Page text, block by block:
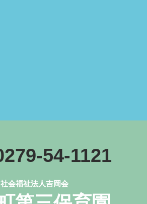
54-1121
社会福祉法人吉岡会